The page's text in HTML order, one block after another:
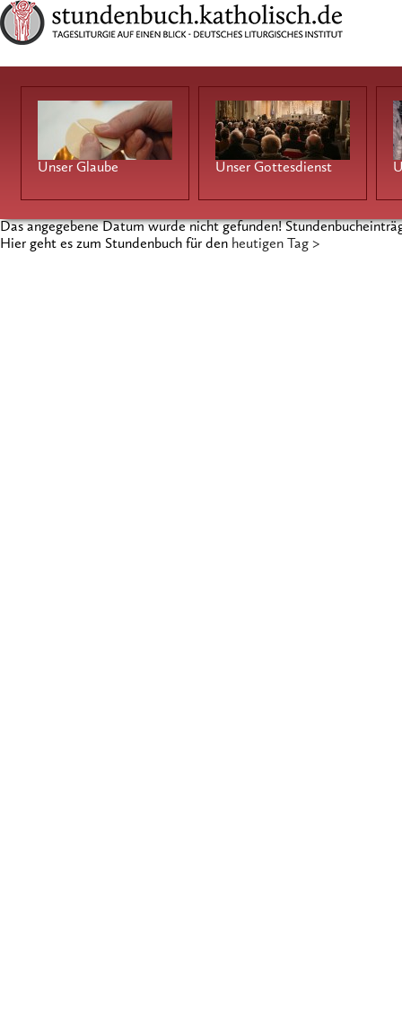
Unser Glaube Unser Gottesdienst
Das angegebene Datum wurde nicht gefunden!
Hier geht es zum Stundenbuch für den heutigen Tag >